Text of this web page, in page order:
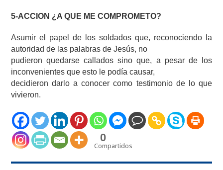
5-ACCION ¿A QUE ME COMPROMETO?
Asumir el papel de los soldados que, reconociendo la
autoridad de las palabras de Jesús, no
pudieron quedarse callados sino que, a pesar de los
inconvenientes que esto le podía causar,
decidieron darlo a conocer como testimonio de lo que
vivieron.
0
Compartidos